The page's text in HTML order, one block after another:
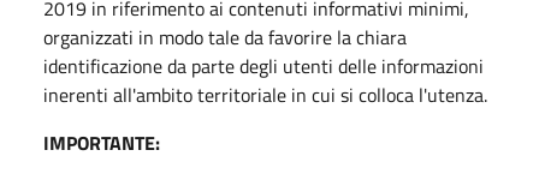
2019 in riferimento ai contenuti informativi minimi,
organizzati in modo tale da favorire la chiara
identificazione da parte degli utenti delle informazioni
inerenti all'ambito territoriale in cui si colloca l'utenza.
IMPORTANTE: